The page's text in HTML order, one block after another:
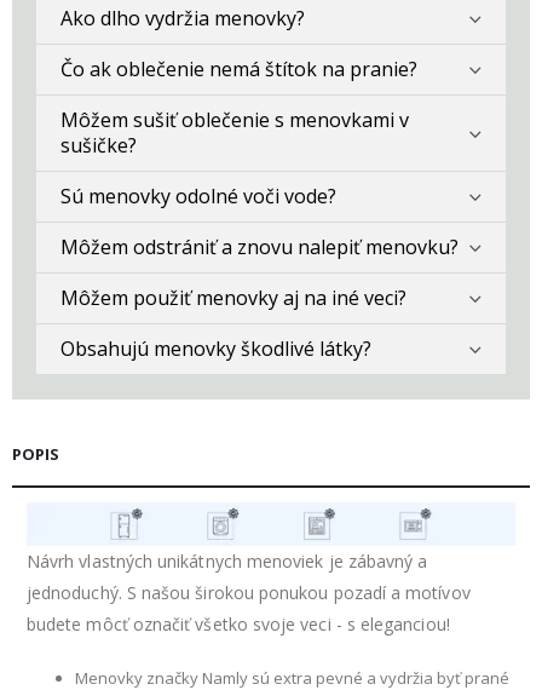
Ako dlho vydržia menovky?
Čo ak oblečenie nemá štítok na pranie?
Môžem sušiť oblečenie s menovkami v
sušičke?
Sú menovky odolné voči vode?
Môžem odstrániť a znovu nalepiť menovku?
Môžem použiť menovky aj na iné veci?
Obsahujú menovky škodlivé látky?
POPIS
Návrh vlastných unikátnych menoviek je zábavný a
jednoduchý. S našou širokou ponukou pozadí a motívov
budete môcť označiť všetko svoje veci - s eleganciou!
Menovky značky Namly sú extra pevné a vydržia byť prané